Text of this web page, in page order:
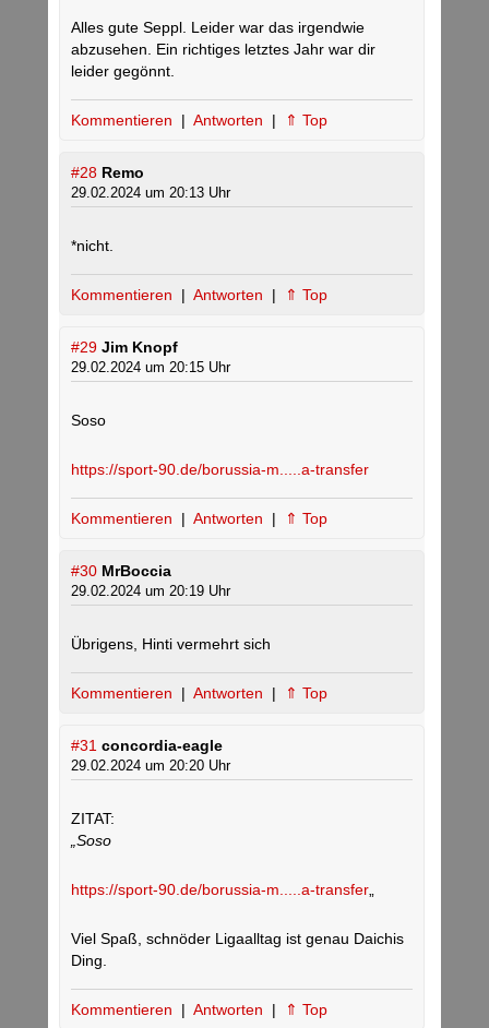
Alles gute Seppl. Leider war das irgendwie
abzusehen. Ein richtiges letztes Jahr war dir
leider gegönnt.
Kommentieren | Antworten | ⇑ Top
#28 Remo
29.02.2024 um 20:13 Uhr
*nicht.
Kommentieren | Antworten | ⇑ Top
#29 Jim Knopf
29.02.2024 um 20:15 Uhr
Soso
https://sport-90.de/borussia-m.....a-transfer
Kommentieren | Antworten | ⇑ Top
#30 MrBoccia
29.02.2024 um 20:19 Uhr
Übrigens, Hinti vermehrt sich
Kommentieren | Antworten | ⇑ Top
#31 concordia-eagle
29.02.2024 um 20:20 Uhr
ZITAT:
„Soso
https://sport-90.de/borussia-m.....a-transfer
Viel Spaß, schnöder Ligaalltag ist genau Daichis
Ding.
Kommentieren | Antworten | ⇑ Top